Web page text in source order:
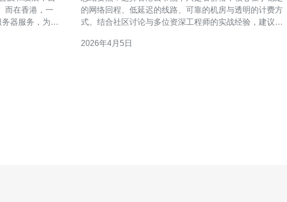
而在香港，一
器服务，为用
性扩展和灵
的网络回程、低延迟的线路、可靠的机房与透明的计费方
式。结合社区讨论与多位资深工程师的实战经验，建议先
SLA、带宽峰值、DDoS防护与售后响应，最后基于实际测
2026年4月5日